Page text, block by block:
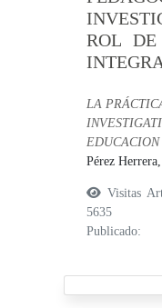
ROL DE
LA
Pérez
Visitas
5635
Publicado: